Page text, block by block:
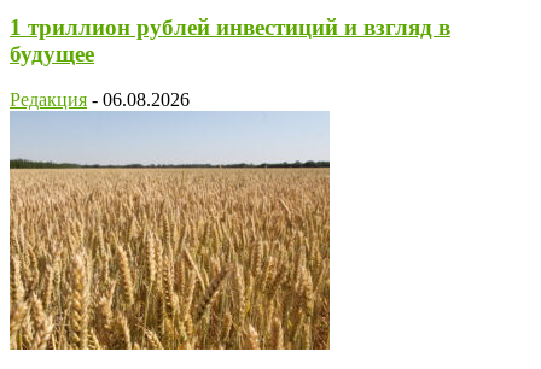
1 триллион рублей инвестиций и взгляд в
будущее
Редакция - 06.08.2026